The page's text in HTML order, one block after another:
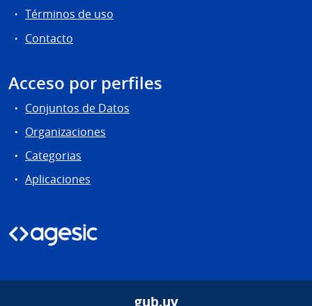
Términos de uso
Contacto
Acceso por perfiles
Conjuntos de Datos
Organizaciones
Categorias
Aplicaciones
gub.uy